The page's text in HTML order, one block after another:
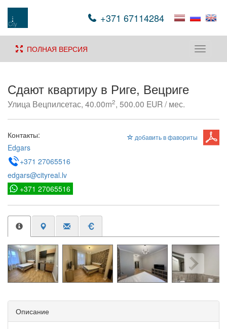
+371 67114284
Toggle
ПОЛНАЯ ВЕРСИЯ
Сдают квартиру в Риге, Вецриге
Улица Вецпилсетас, 40.00m2, 500.00 EUR / мес.
добавить в фавориты
Контакты:
Edgars
+371 27065516
edgars@cityreal.lv
+371 27065516
Описание